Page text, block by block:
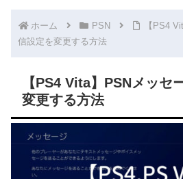
ホーム PSN
【PS4
信設定を変更する方法
【PS4 Vita】PSNメッセ
変更する方法